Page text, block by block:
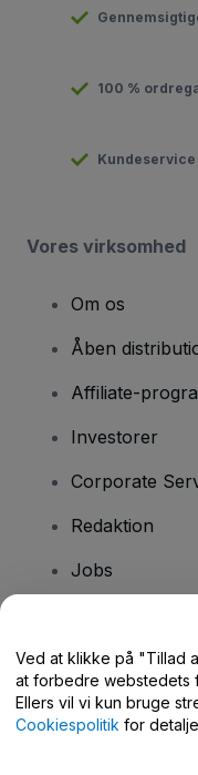
100 %
Vores virksomhed
Om os
Åben
Affiliate-
Investorer
Corporate
Redaktion
Jobs
Har du spørgsmål?
Hjælpecenter
Ved at klikke på "Tillad
at forbedre webstedets
Ellers vil vi kun bruge
Cookiespolitik for